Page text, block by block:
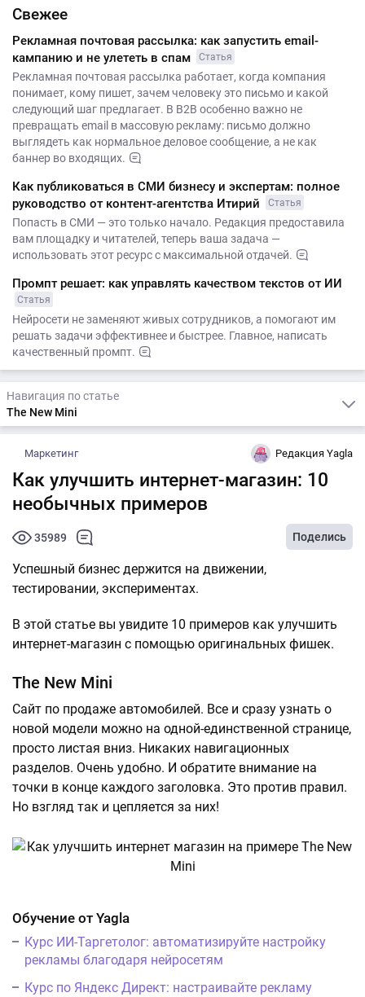
Свежее
Рекламная почтовая рассылка: как запустить email-
кампанию и не улететь в спам
Статья
Рекламная почтовая рассылка работает, когда компания
понимает, кому пишет, зачем человеку это письмо и какой
следующий шаг предлагает. В B2B особенно важно не
превращать email в массовую рекламу: письмо должно
выглядеть как нормальное деловое сообщение, а не как
баннер во входящих.
Как публиковаться в СМИ бизнесу и экспертам: полное
руководство от контент-агентства Итирий
Статья
Попасть в СМИ — это только начало. Редакция предоставила
вам площадку и читателей, теперь ваша задача —
использовать этот ресурс с максимальной отдачей.
Промпт решает: как управлять качеством текстов от ИИ
Статья
Нейросети не заменяют живых сотрудников, а помогают им
решать задачи эффективнее и быстрее. Главное, написать
качественный промпт.
Навигация по статье
The New Mini
Маркетинг Редакция Yagla
Как улучшить интернет-магазин: 10
необычных примеров
35989 Поделись
Успешный бизнес держится на движении,
тестировании, экспериментах.
В этой статье вы увидите 10 примеров как улучшить
интернет-магазин с помощью оригинальных фишек.
The New Mini
Сайт по продаже автомобилей. Все и сразу узнать о
новой модели можно на одной-единственной странице,
просто листая вниз. Никаких навигационных
разделов. Очень удобно. И обратите внимание на
точки в конце каждого заголовка. Это против правил.
Но взгляд так и цепляется за них!
Обучение от Yagla
Курс ИИ-Таргетолог: автоматизируйте настройку
рекламы благодаря нейросетям
Курс по Яндекс Директ: настраивайте рекламу